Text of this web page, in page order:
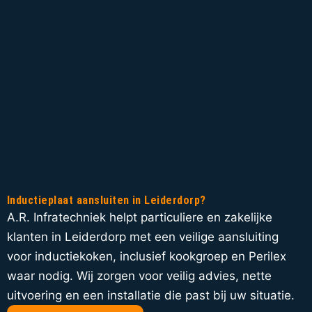
Inductieplaat aansluiten in Leiderdorp?
A.R. Infratechniek helpt particuliere en zakelijke
klanten in Leiderdorp met een veilige aansluiting
voor inductiekoken, inclusief kookgroep en Perilex
waar nodig. Wij zorgen voor veilig advies, nette
uitvoering en een installatie die past bij uw situatie.